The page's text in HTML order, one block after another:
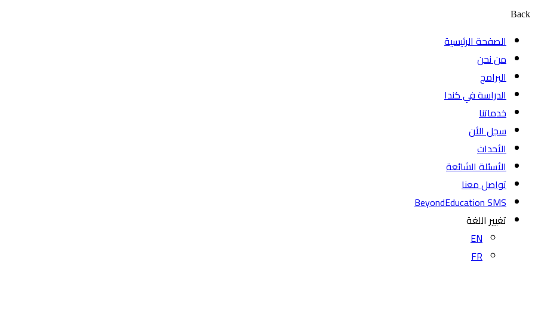
Back
الصفحة الرئيسية
من نحن
البرامج
الدراسة في كندا
خدماتنا
سجل الأن
الأحداث
الأسئلة الشائعة
تواصل معنا
BeyondEducation SMS
تغيير اللغة
EN
FR